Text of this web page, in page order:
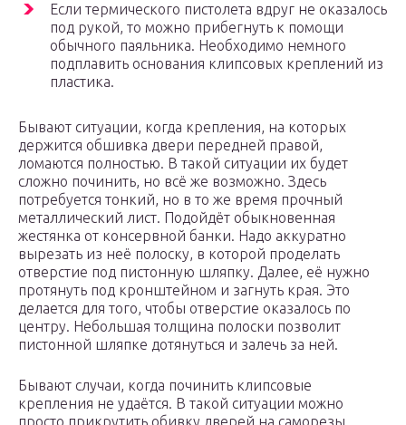
Если термического пистолета вдруг не оказалось
под рукой, то можно прибегнуть к помощи
обычного паяльника. Необходимо немного
подплавить основания клипсовых креплений из
пластика.
Бывают ситуации, когда крепления, на которых
держится обшивка двери передней правой,
ломаются полностью. В такой ситуации их будет
сложно починить, но всё же возможно. Здесь
потребуется тонкий, но в то же время прочный
металлический лист. Подойдёт обыкновенная
жестянка от консервной банки. Надо аккуратно
вырезать из неё полоску, в которой проделать
отверстие под пистонную шляпку. Далее, её нужно
протянуть под кронштейном и загнуть края. Это
делается для того, чтобы отверстие оказалось по
центру. Небольшая толщина полоски позволит
пистонной шляпке дотянуться и залечь за ней.
Бывают случаи, когда починить клипсовые
крепления не удаётся. В такой ситуации можно
просто прикрутить обивку дверей на саморезы